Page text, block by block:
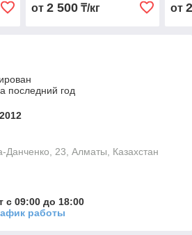
от 2 500₸/кг от
последний год
Данченко, 23, Алматы, Казахстан
с 09:00 до 18:00
работы